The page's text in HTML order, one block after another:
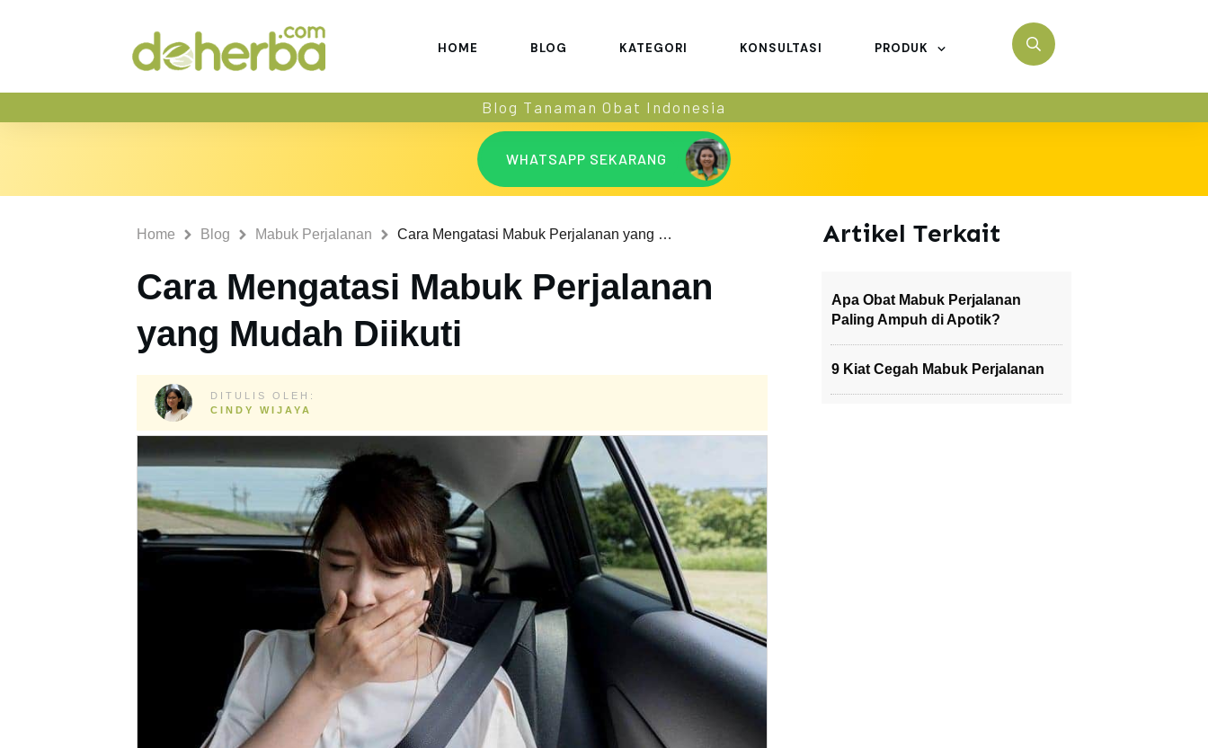
HOME BLOG KATEGORI KONSULTASI PRODUK
Blog Tanaman Obat Indonesia
WHATSAPP SEKARANG
Home Blog Mabuk Perjalanan Cara Mengatasi Mabuk Perjalanan yang Mudah Diikuti
Cara Mengatasi Mabuk Perjalanan
yang Mudah Diikuti
DITULIS OLEH:
CINDY WIJAYA
Artikel Terkait
Apa Obat Mabuk Perjalanan
Paling Ampuh di Apotik?
9 Kiat Cegah Mabuk Perjalanan